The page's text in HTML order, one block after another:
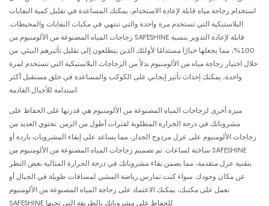
استخدام زجاجة مياه قابلة لإعادة الاستخدام، يمكنك المساعدة في تقليل كمية النفايات
البلاستيكية التي تستخدم مرة واحدة والتي تنتهي في مكبات النفايات والمحيطات.
زجاجات المياه المصنوعة من الألومنيوم من SAFESHINE قابلة لإعادة التدوير بنسبة
100%، مما يجعلها خيارًا مستدامًا لأولئك الذين يتطلعون إلى تقليل تأثيرهم البيئي. من
خلال اختيار زجاجة مياه من الألومنيوم بدلاً من الزجاجات البلاستيكية التي تستخدم لمرة
واحدة، يمكنك إحداث تأثير إيجابي على الكوكب والمساعدة في خلق مستقبل أكثر
استدامة للأجيال القادمة.
ميزة أخرى لزجاجات المياه المصنوعة من الألومنيوم هي قدرتها على الحفاظ على
مشروباتك في درجة الحرارة المطلوبة لفترات أطول من الزمن. تحتوي العديد من
زجاجات الألومنيوم على عزل مزدوج الجدار، مما يساعد على إبقاء المشروبات باردة أو
ساخنة لساعات. تم تصميم زجاجات المياه المصنوعة من الألومنيوم من SAFESHINE
بتقنية عزل متقدمة، مما يضمن بقاء مشروباتك في درجة الحرارة المثالية بغض النظر
عن مكان وجودك. سواء كنت تمارس رياضة المشي لمسافات طويلة في الجبال أو
تعمل على مكتبك، يمكنك الاعتماد على زجاجة المياه المصنوعة من الألومنيوم
SAFESHINE للحفاظ على مشروباتك بالطريقة التي تحبها.